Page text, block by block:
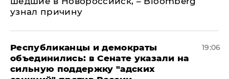
узнал причину
Республиканцы и демократы
объединились: в Сенате указали на
сильную поддержку "адских
19:06